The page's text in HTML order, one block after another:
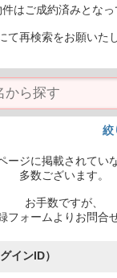
はご成約済みとなっ
て再検索をお願いた
絞
ージに掲載されてい
多数ございます。
お手数ですが、
フォームよりお問合
インID）